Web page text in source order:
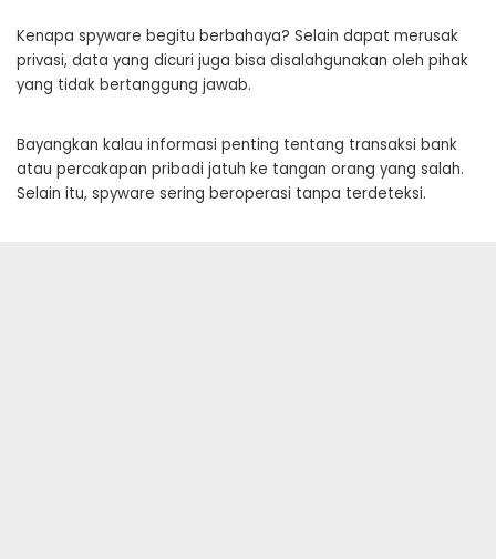
Kenapa spyware begitu berbahaya? Selain dapat merusak
privasi, data yang dicuri juga bisa disalahgunakan oleh pihak
yang tidak bertanggung jawab.
Bayangkan kalau informasi penting tentang transaksi bank
atau percakapan pribadi jatuh ke tangan orang yang salah.
Selain itu, spyware sering beroperasi tanpa terdeteksi.